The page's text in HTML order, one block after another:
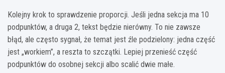
Kolejny krok to sprawdzenie proporcji. Jeśli jedna sekcja ma 10
podpunktów, a druga 2, tekst będzie nierówny. To nie zawsze
błąd, ale często sygnał, że temat jest źle podzielony: jedna część
jest „workiem”, a reszta to szczątki. Lepiej przenieść część
podpunktów do osobnej sekcji albo scalić dwie małe.